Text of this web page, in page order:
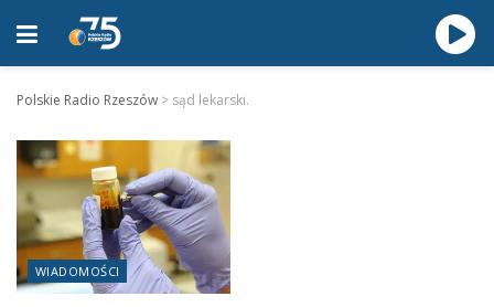
Polskie Radio Rzeszów > sąd lekarski.
WIADOMOŚCI